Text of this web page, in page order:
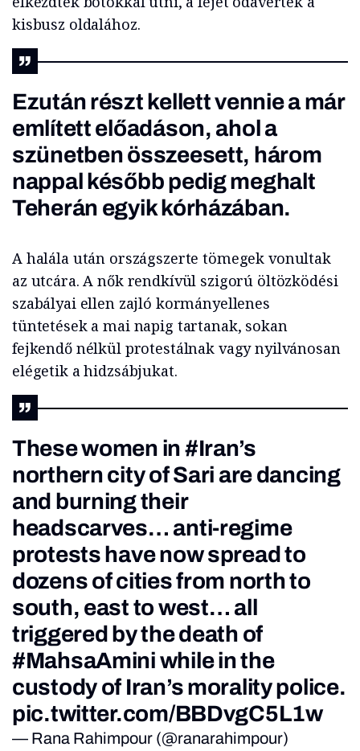
kisbusz oldalához.
Ezután részt kellett vennie a már
említett előadáson, ahol a
szünetben összeesett, három
nappal később pedig meghalt
Teherán egyik kórházában.
A halála után országszerte tömegek vonultak
az utcára. A nők rendkívül szigorú öltözködési
szabályai ellen zajló kormányellenes
tüntetések a mai napig tartanak, sokan
fejkendő nélkül protestálnak vagy nyilvánosan
elégetik a hidzsábjukat.
These women in#Iran’s
northern city of Sari are dancing
and burning their
headscarves… anti-regime
protests have now spread to
dozens of cities from north to
south, east to west… all
triggered by the death of
#MahsaAminiwhile in the
custody of Iran’s morality police.
pic.twitter.com/BBDvgC5L1w
— Rana Rahimpour (@ranarahimpour)